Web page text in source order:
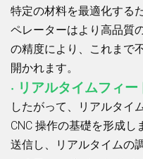
特定の材料を最適化する
ペレーターはより高品質
の精度により、これまで
開かれます。
· リアルタイムフィー
したがって、リアルタイ
CNC 操作の基礎を形成
送信し、リアルタイムの